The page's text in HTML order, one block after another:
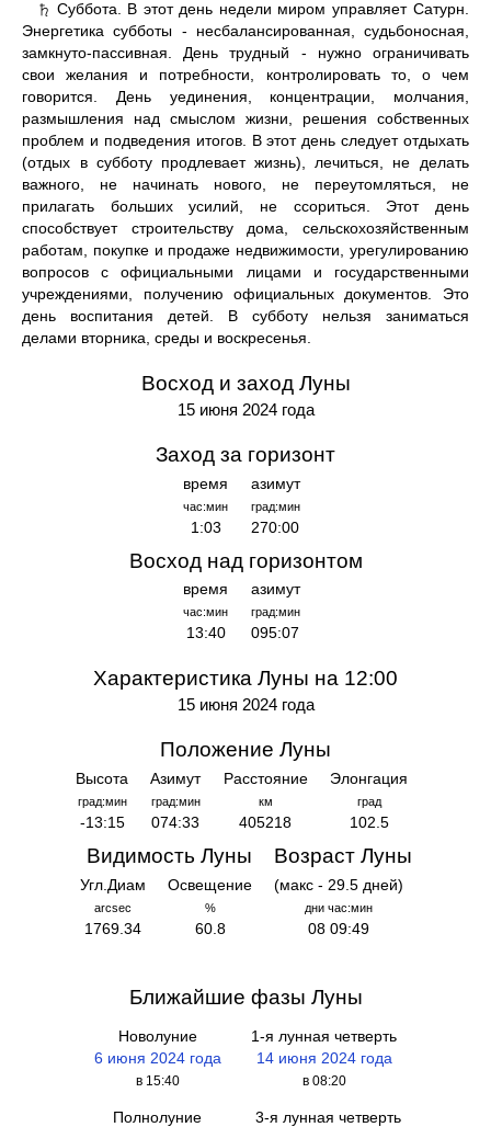
♄ Суббота. В этот день недели миром управляет Сатурн.
Энергетика субботы - несбалансированная, судьбоносная,
замкнуто-пассивная. День трудный - нужно ограничивать
свои желания и потребности, контролировать то, о чем
говорится. День уединения, концентрации, молчания,
размышления над смыслом жизни, решения собственных
проблем и подведения итогов. В этот день следует отдыхать
(отдых в субботу продлевает жизнь), лечиться, не делать
важного, не начинать нового, не переутомляться, не
прилагать больших усилий, не ссориться. Этот день
способствует строительству дома, сельскохозяйственным
работам, покупке и продаже недвижимости, урегулированию
вопросов с официальными лицами и государственными
учреждениями, получению официальных документов. Это
день воспитания детей. В субботу нельзя заниматься
делами вторника, среды и воскресенья.
Восход и заход Луны
15 июня 2024 года
Заход за горизонт
время
час:мин
1:03
азимут
град:мин
270:00
Восход над горизонтом
время
час:мин
13:40
азимут
град:мин
095:07
Характеристика Луны на 12:00
15 июня 2024 года
Положение Луны
Высота
град:мин
-13:15
Азимут
град:мин
074:33
Расстояние
км
405218
Элонгация
град
102.5
Видимость Луны
Угл.Диам
arcsec
1769.34
Освещение
%
60.8
Возраст Луны
(макс - 29.5 дней)
дни час:мин
08 09:49
Ближайшие фазы Луны
Новолуние
6 июня 2024 года
в 15:40
1-я лунная четверть
14 июня 2024 года
в 08:20
Полнолуние
3-я лунная четверть